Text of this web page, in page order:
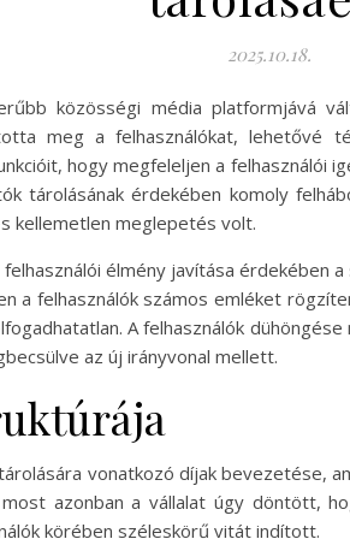
2025.10.18.
közösségi média platformjává
meg a felhasználókat, lehetővé
hogy megfeleljen a felhasználói
tárolásának érdekében komoly
kellemetlen meglepetés volt.
élmény javítása érdekében
a felhasználók számos emléket
A felhasználók
az új irányvonal mellett.
vonatkozó díjak bevezetése,
azonban a vállalat úgy döntött,
körében széleskörű vitát indított.